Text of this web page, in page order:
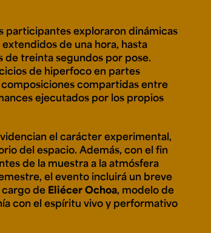
participantes exploraron dinámicas
de una hora, hasta
de treinta segundos por pose.
de hiperfoco en partes
compartidas entre
ejecutados por los propios
el carácter experimental,
del espacio. Además, con el fin
de la muestra a la atmósfera
el evento incluirá un breve
cargo de Eliécer Ochoa, modelo de
con el espíritu vivo y performativo